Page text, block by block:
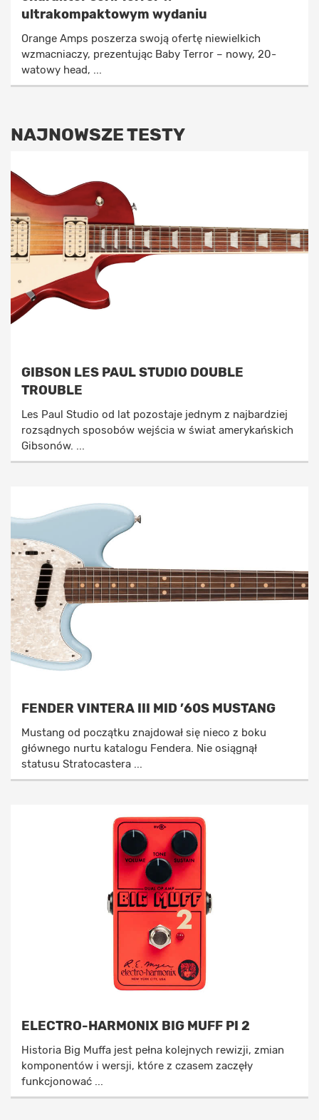
ultrakompaktowym wydaniu
Orange Amps poszerza swoją ofertę niewielkich
wzmacniaczy, prezentując Baby Terror – nowy, 20-
watowy head, ...
NAJNOWSZE TESTY
GIBSON LES PAUL STUDIO DOUBLE
TROUBLE
Les Paul Studio od lat pozostaje jednym z najbardziej
rozsądnych sposobów wejścia w świat amerykańskich
Gibsonów. ...
FENDER VINTERA III MID ’60S MUSTANG
Mustang od początku znajdował się nieco z boku
głównego nurtu katalogu Fendera. Nie osiągnął
statusu Stratocastera ...
ELECTRO-HARMONIX BIG MUFF PI 2
Historia Big Muffa jest pełna kolejnych rewizji, zmian
komponentów i wersji, które z czasem zaczęły
funkcjonować ...